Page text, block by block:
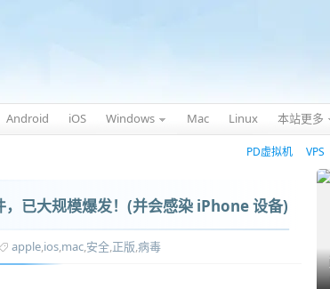
Android iOS Windows Mac Linux 本站更多
PD虚拟机 VPS
已大规模爆发！(并会感染 iPhone 设备)
apple,ios,mac,安全,正版,病毒